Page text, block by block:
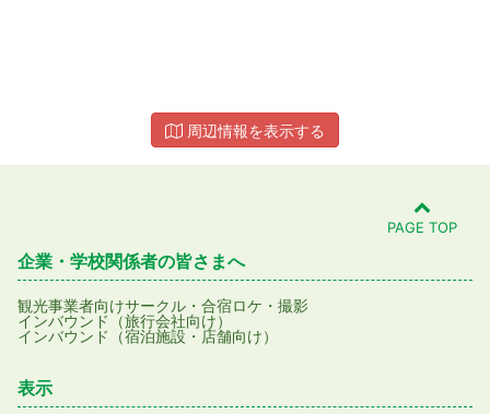
周辺情報を表示する
PAGE TOP
企業・学校関係者の皆さまへ
観光事業者向けサークル・合宿ロケ・撮影
インバウンド（旅行会社向け）
インバウンド（宿泊施設・店舗向け）
表示